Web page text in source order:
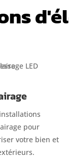
pour
votre bien et